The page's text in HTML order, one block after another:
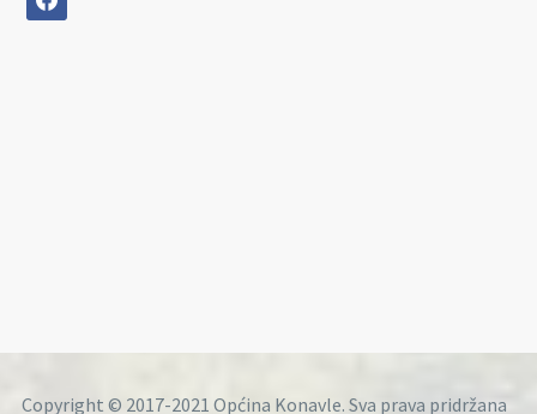
Copyright © 2017-2021 Općina Konavle. Sva prava pridržana